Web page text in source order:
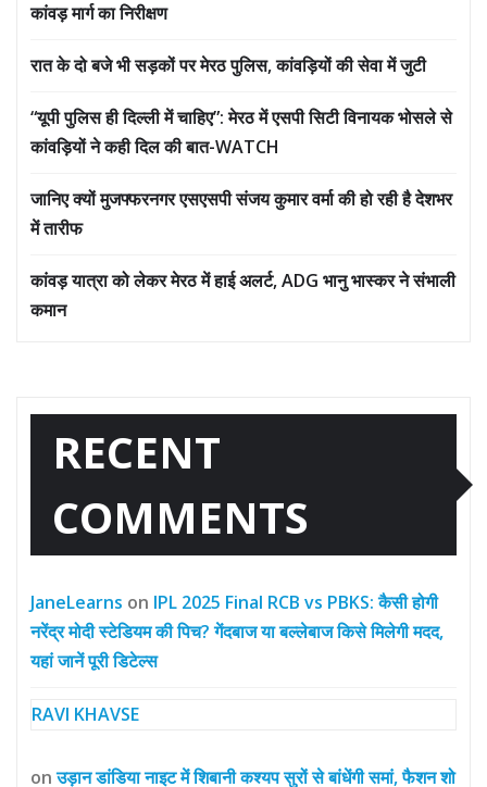
कांवड़ मार्ग का निरीक्षण
रात के दो बजे भी सड़कों पर मेरठ पुलिस, कांवड़ियों की सेवा में जुटी
“यूपी पुलिस ही दिल्ली में चाहिए”: मेरठ में एसपी सिटी विनायक भोसले से
कांवड़ियों ने कही दिल की बात-WATCH
जानिए क्यों मुजफ्फरनगर एसएसपी संजय कुमार वर्मा की हो रही है देशभर
में तारीफ
कांवड़ यात्रा को लेकर मेरठ में हाई अलर्ट, ADG भानु भास्कर ने संभाली
कमान
RECENT
COMMENTS
JaneLearns on IPL 2025 Final RCB vs PBKS: कैसी होगी
नरेंद्र मोदी स्टेडियम की पिच? गेंदबाज या बल्लेबाज किसे मिलेगी मदद,
यहां जानें पूरी डिटेल्स
RAVI KHAVSE
onउड़ान डांडिया नाइट में शिबानी कश्यप सुरों से बांधेंगी समां, फैशन शो